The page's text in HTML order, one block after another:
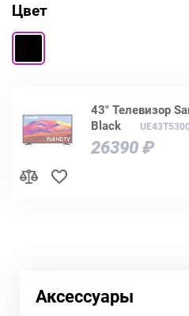
Цвет
43" Телевизор
Black
26390 ₽
Аксессуары